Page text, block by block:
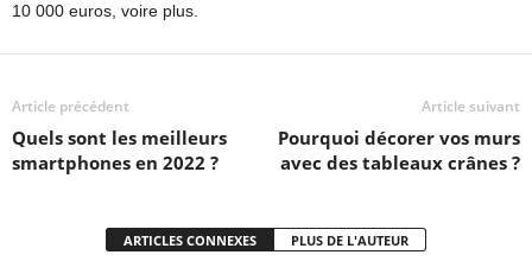
10 000 euros, voire plus.
Article précédent
Quels sont les meilleurs
smartphones en 2022 ?
Article suivant
Pourquoi décorer vos murs
avec des tableaux crânes ?
ARTICLES CONNEXES PLUS DE L'AUTEUR